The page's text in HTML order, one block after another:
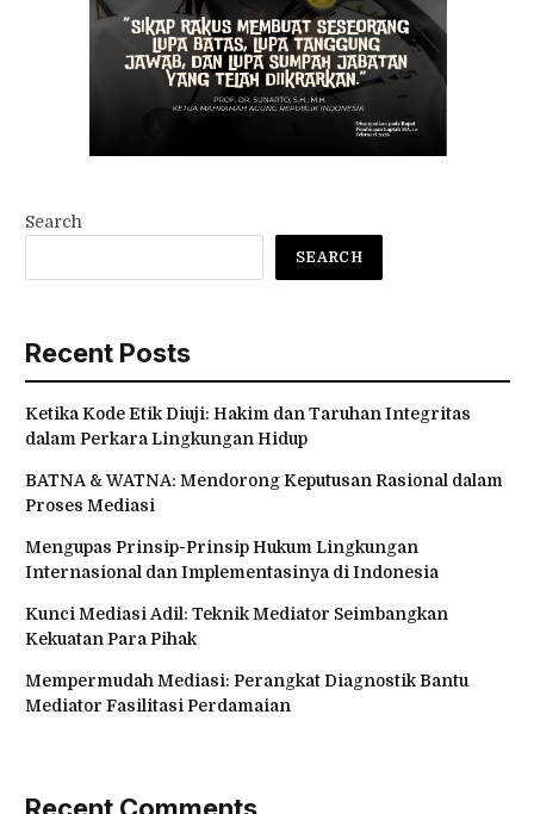
Search
SEARCH
Recent Posts
Ketika Kode Etik Diuji: Hakim dan Taruhan Integritas
dalam Perkara Lingkungan Hidup
BATNA & WATNA: Mendorong Keputusan Rasional dalam
Proses Mediasi
Mengupas Prinsip-Prinsip Hukum Lingkungan
Internasional dan Implementasinya di Indonesia
Kunci Mediasi Adil: Teknik Mediator Seimbangkan
Kekuatan Para Pihak
Mempermudah Mediasi: Perangkat Diagnostik Bantu
Mediator Fasilitasi Perdamaian